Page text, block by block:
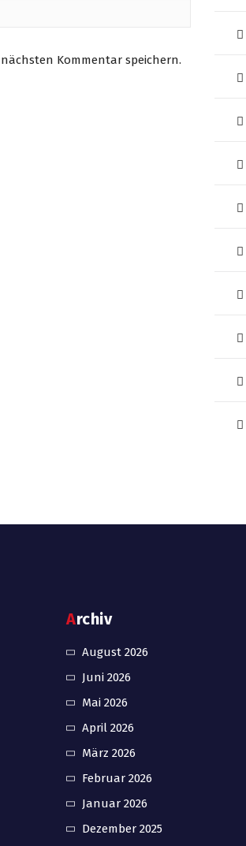
Kommentar speichern.
Archiv
August 2026
Juni 2026
Mai 2026
April 2026
März 2026
Februar 2026
Januar 2026
Dezember 2025